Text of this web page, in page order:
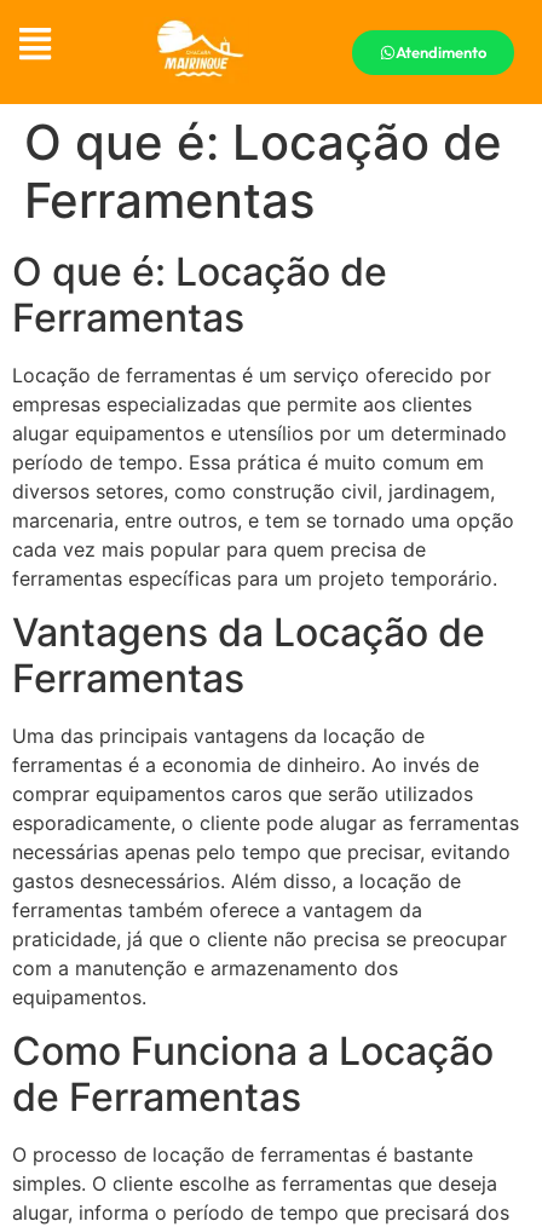
Atendimento
O que é: Locação de
Ferramentas
O que é: Locação de
Ferramentas
Locação de ferramentas é um serviço oferecido por
empresas especializadas que permite aos clientes
alugar equipamentos e utensílios por um determinado
período de tempo. Essa prática é muito comum em
diversos setores, como construção civil, jardinagem,
marcenaria, entre outros, e tem se tornado uma opção
cada vez mais popular para quem precisa de
ferramentas específicas para um projeto temporário.
Vantagens da Locação de
Ferramentas
Uma das principais vantagens da locação de
ferramentas é a economia de dinheiro. Ao invés de
comprar equipamentos caros que serão utilizados
esporadicamente, o cliente pode alugar as ferramentas
necessárias apenas pelo tempo que precisar, evitando
gastos desnecessários. Além disso, a locação de
ferramentas também oferece a vantagem da
praticidade, já que o cliente não precisa se preocupar
com a manutenção e armazenamento dos
equipamentos.
Como Funciona a Locação
de Ferramentas
O processo de locação de ferramentas é bastante
simples. O cliente escolhe as ferramentas que deseja
alugar, informa o período de tempo que precisará dos